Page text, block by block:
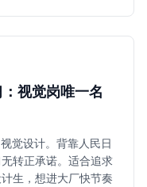
视觉岗唯一名
觉设计。背靠人民日
转正承诺。适合追求
生，想进大厂快节奏